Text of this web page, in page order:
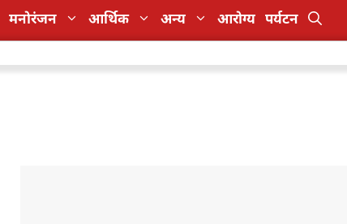
मनोरंजन आर्थिक अन्य आरोग्य पर्यटन